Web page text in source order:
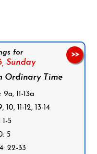
for
Sunday
Ordinary Time
11-13a
11-12, 13-14
1-5
5
22-33
>>